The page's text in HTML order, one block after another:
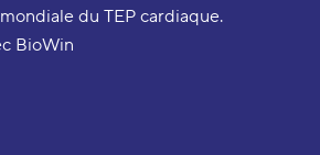
du TEP cardiaque.
BioWin